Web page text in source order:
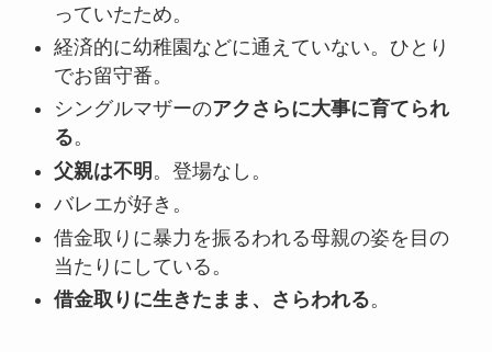
っていたため。
経済的に幼稚園などに通えていない。ひとり
でお留守番。
シングルマザーのアクさらに大事に育てられ
る。
父親は不明 。登場なし。
バレエが好き。
借金取りに暴力を振るわれる母親の姿を目の
当たりにしている。
借金取りに生きたまま、さらわれる。